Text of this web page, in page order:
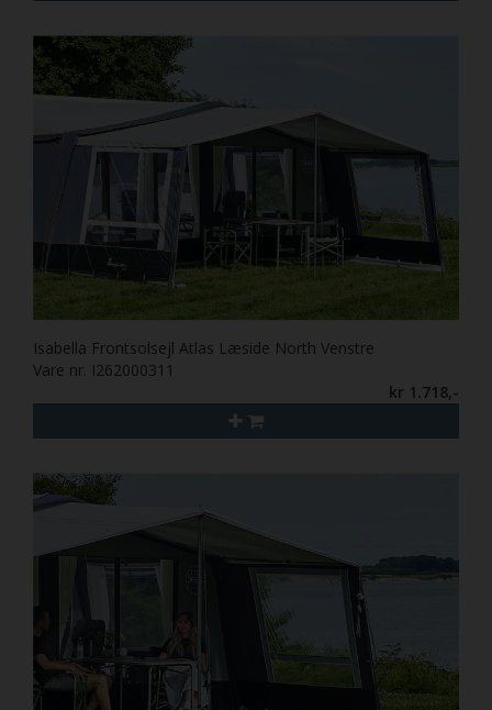
Isabella Frontsolsejl Atlas Læside North Venstre
Vare nr. I262000311
kr 1.718,-